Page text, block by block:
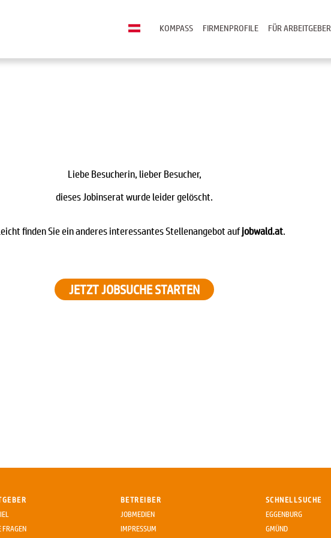
FÜR ARBEITGEBER
FIRMENPROFILE
KOMPASS
Liebe Besucherin, lieber Besucher,
dieses Jobinserat wurde leider gelöscht.
finden Sie ein anderes interessantes Stellenangebot aufjobwald.at
JETZT JOBSUCHE STARTEN
FRAGEN
BETREIBER
JOBMEDIEN
IMPRESSUM
SCHNELLSUCHE
EGGENBURG
GMÜND